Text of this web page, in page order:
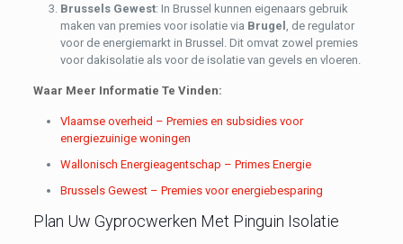
Brussels Gewest: In Brussel kunnen eigenaars gebruik
maken van premies voor isolatie via Brugel
, de regulator
voor de energiemarkt in Brussel. Dit omvat zowel premies
voor dakisolatie als voor de isolatie van gevels en vloeren.
Waar Meer Informatie Te Vinden:
Vlaamse overheid – Premies en subsidies voor
energiezuinige woningen
Wallonisch Energieagentschap – Primes Energie
Brussels Gewest – Premies voor energiebesparing
Plan Uw Gyprocwerken Met Pinguin Isolatie